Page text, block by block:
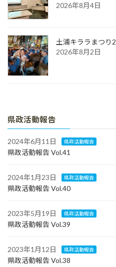
2026年8月4日
土浦キララまつり
2026年8月2日
県政活動報告
2024年6月11日 県政活動報告
県政活動報告 Vol.41
2024年1月23日 県政活動報告
県政活動報告 Vol.40
2023年5月19日 県政活動報告
県政活動報告 Vol.39
2023年1月12日 県政活動報告
県政活動報告 Vol.38